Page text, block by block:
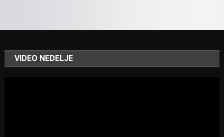
VIDEO NEDELJE